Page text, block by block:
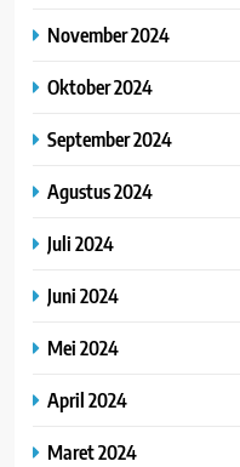
November 2024
Oktober 2024
September 2024
Agustus 2024
Juli 2024
Juni 2024
Mei 2024
April 2024
Maret 2024